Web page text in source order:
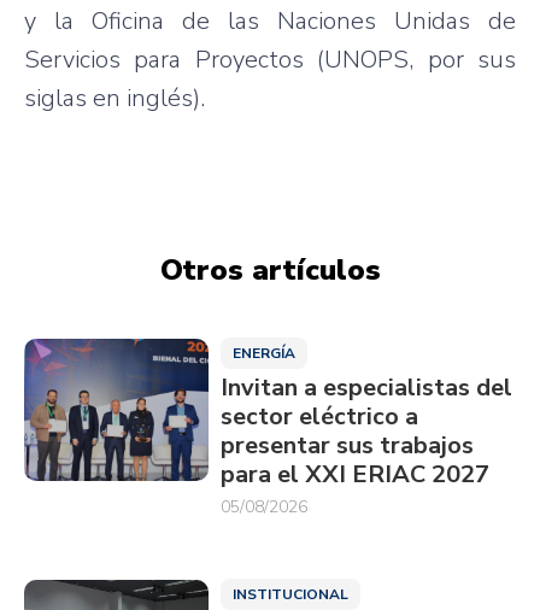
y la Oficina de las Naciones Unidas de
Servicios para Proyectos (UNOPS, por sus
siglas en inglés).
Otros artículos
ENERGÍA
Invitan a especialistas del
sector eléctrico a
presentar sus trabajos
para el XXI ERIAC 2027
05/08/2026
INSTITUCIONAL